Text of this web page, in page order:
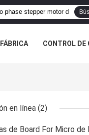
CONTROL DE
en línea (2)
de Board For Micro